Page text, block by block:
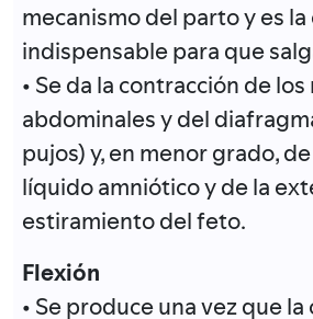
mecanismo del parto y es
indispensable para que
• Se da la contracción de
abdominales y del
pujos) y, en menor grado,
líquido amniótico y de la
estiramiento del feto.
Flexión
• Se produce una vez que la